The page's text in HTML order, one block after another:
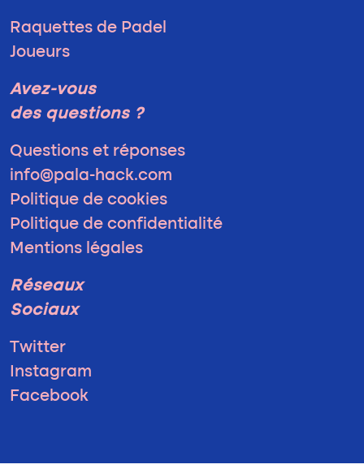
Raquettes de Padel
Joueurs
Avez-vous
des questions ?
Questions et réponses
info@pala-hack.com
Politique de cookies
Politique de confidentialité
Mentions légales
Réseaux
Sociaux
Twitter
Instagram
Facebook